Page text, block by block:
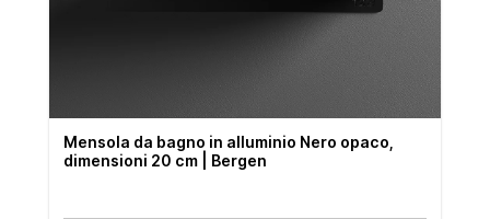
Mensola da bagno in alluminio Nero opaco,
dimensioni 20 cm | Bergen